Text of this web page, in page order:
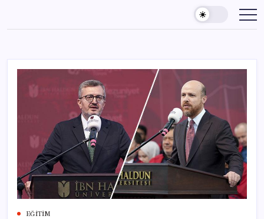
content
EĞITIM